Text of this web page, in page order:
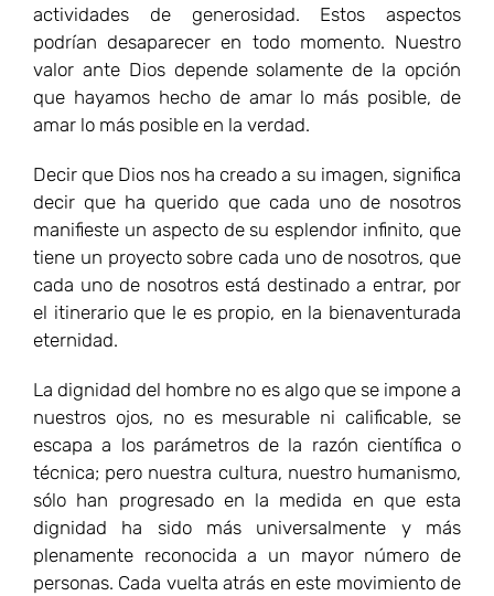
actividades de generosidad. Estos aspectos
podrían desaparecer en todo momento. Nuestro
valor ante Dios depende solamente de la opción
que hayamos hecho de amar lo más posible, de
amar lo más posible en la verdad.
Decir que Dios nos ha creado a su imagen, significa
decir que ha querido que cada uno de nosotros
manifieste un aspecto de su esplendor infinito, que
tiene un proyecto sobre cada uno de nosotros, que
cada uno de nosotros está destinado a entrar, por
el itinerario que le es propio, en la bienaventurada
eternidad.
La dignidad del hombre no es algo que se impone a
nuestros ojos, no es mesurable ni calificable, se
escapa a los parámetros de la razón científica o
técnica; pero nuestra cultura, nuestro humanismo,
sólo han progresado en la medida en que esta
dignidad ha sido más universalmente y más
plenamente reconocida a un mayor número de
personas. Cada vuelta atrás en este movimiento de